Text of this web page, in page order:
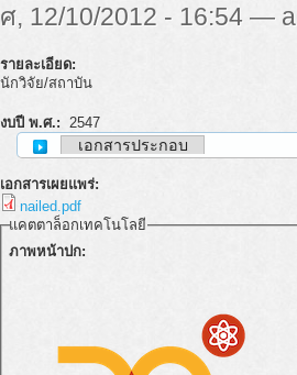
ศ, 12/10/2012 - 16:54 —
รายละเอียด:
นักวิจัย/สถาบัน
งบปี พ.ศ.: 2547
เอกสารประกอบ
เอกสารเผยแพร่:
nailed.pdf
แคตตาล็อกเทคโนโลยี
ภาพหน้าปก: